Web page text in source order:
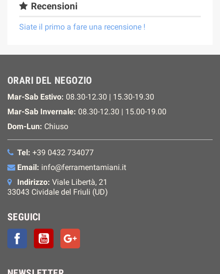
Recensioni
Siate il primo a fare una recensione !
ORARI DEL NEGOZIO
Mar-Sab Estivo: 08.30-12.30 | 15.30-19.30
Mar-Sab Invernale: 08.30-12.30 | 15.00-19.00
Dom-Lun: Chiuso
Tel: +39 0432 734077
Email: info@ferramentamiani.it
Indirizzo: Viale Libertà, 21
33043 Cividale del Friuli (UD)
SEGUICI
FacebookYouTube